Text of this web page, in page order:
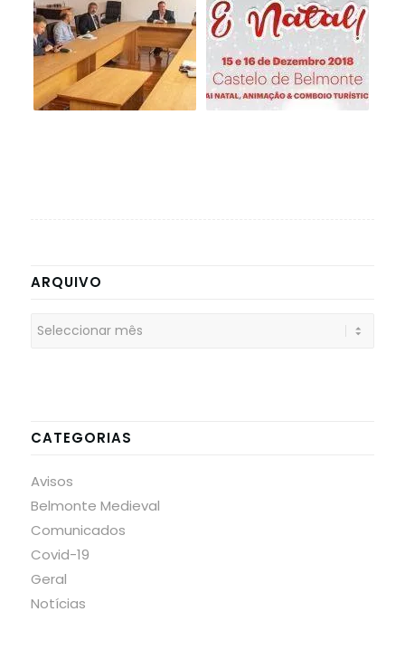
ARQUIVO
CATEGORIAS
Avisos
Belmonte Medieval
Comunicados
Covid-19
Geral
Notícias